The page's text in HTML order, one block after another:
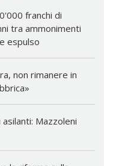
franchi di
tra ammonimenti
espulso
non rimanere in
Mazzoleni